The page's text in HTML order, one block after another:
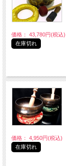
価格： 43,780円(税込)
在庫切れ
価格： 4,950円(税込)
在庫切れ